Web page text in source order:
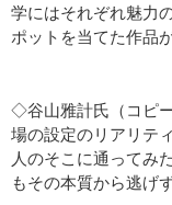
学にはそれぞれ魅力
ポットを当てた作品
◇谷山雅計氏（コピ
場の設定のリアリテ
人のそこに通ってみ
もその本質から逃げ